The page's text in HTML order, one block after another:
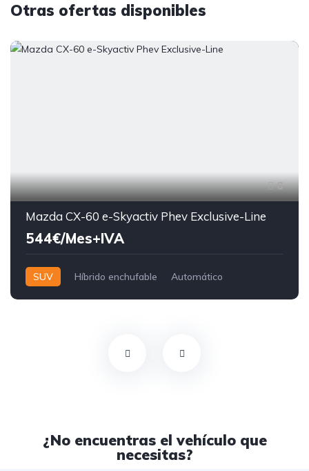
Otras ofertas disponibles
6
Mazda CX-60 e-Skyactiv Phev Exclusive-Line
544€/Mes+IVA
SUV Híbrido enchufable Automático
¿No encuentras el vehículo que
necesitas?